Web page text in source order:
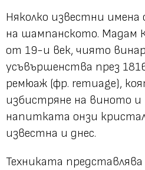
Няколко известни
на шампанското. Мадам
от 19-и век, чиято
усъвършенства през
ремюаж (фр. remuage),
избистряне на виното и
напитката онзи
известна и днес.
Техниката